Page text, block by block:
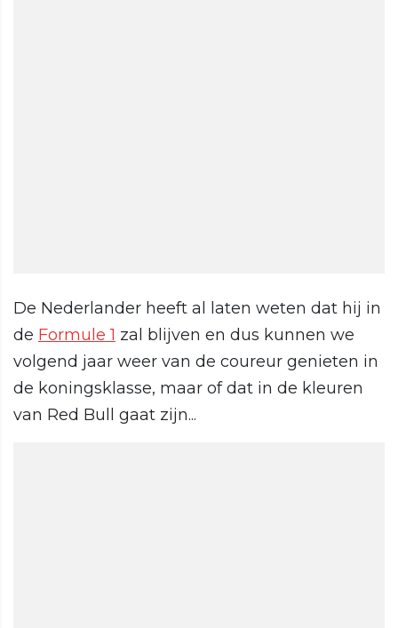
De Nederlander heeft al laten weten dat hij in
de Formule 1 zal blijven en dus kunnen we
volgend jaar weer van de coureur genieten in
de koningsklasse, maar of dat in de kleuren
van Red Bull gaat zijn...